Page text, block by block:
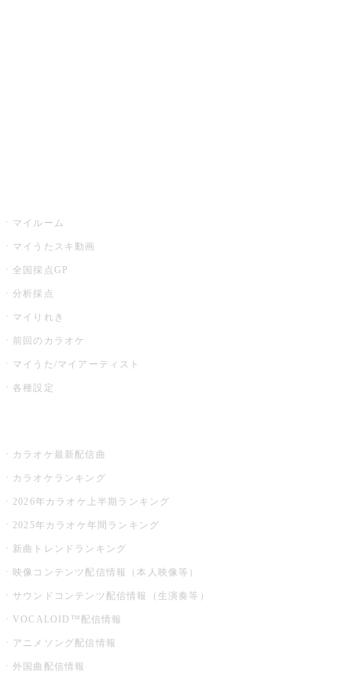
マイルーム
マイうたスキ動画
全国採点GP
分析採点
マイりれき
前回のカラオケ
マイうた/マイアーティスト
各種設定
カラオケ最新配信曲
カラオケランキング
2026年カラオケ上半期ランキング
2025年カラオケ年間ランキング
新曲トレンドランキング
映像コンテンツ配信情報（本人映像等）
サウンドコンテンツ配信情報（生演奏等）
VOCALOID™配信情報
アニメソング配信情報
外国曲配信情報